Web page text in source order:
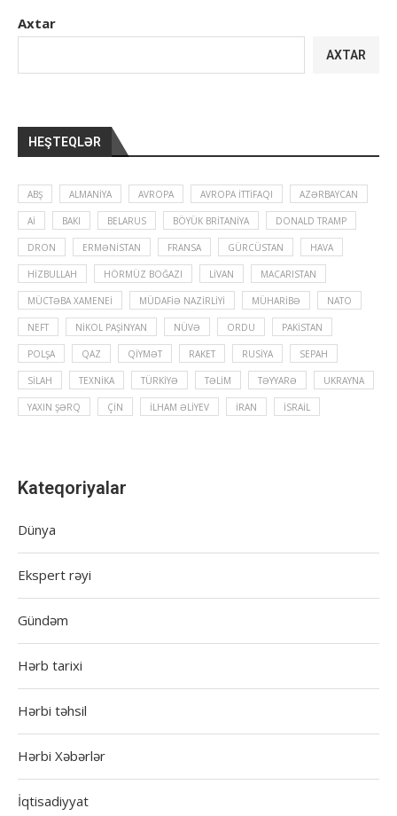
Axtar
AXTAR
HEŞTEQLƏR
ABŞ ALMANIYA AVROPA AVROPA İTTIFAQI AZƏRBAYCAN
Aİ BAKI BELARUS BÖYÜK BRITANIYA DONALD TRAMP
DRON ERMƏNISTAN FRANSA GÜRCÜSTAN HAVA
HIZBULLAH HÖRMÜZ BOĞAZI LIVAN MACARISTAN
MÜCTƏBA XAMENEI MÜDAFIƏ NAZIRLIYI MÜHARIBƏ NATO
NEFT NIKOL PAŞINYAN NÜVƏ ORDU PAKISTAN
POLŞA QAZ QIYMƏT RAKET RUSIYA SEPAH
SILAH TEXNIKA TÜRKIYƏ TƏLIM TƏYYARƏ UKRAYNA
YAXIN ŞƏRQ ÇIN İLHAM ƏLIYEV İRAN İSRAIL
Kateqoriyalar
Dünya
Ekspert rəyi
Gündəm
Hərb tarixi
Hərbi təhsil
Hərbi Xəbərlər
İqtisadiyyat